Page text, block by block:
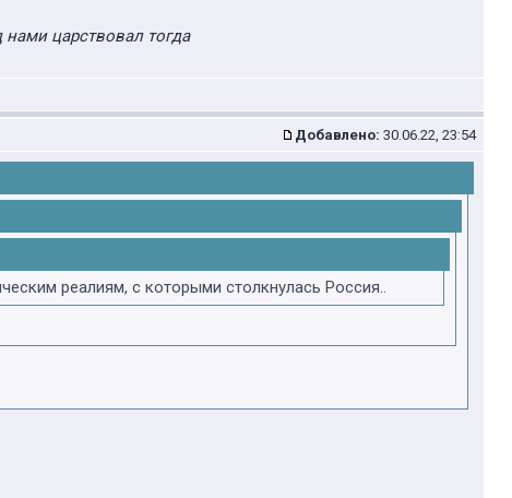
царствовал тогда
Добавлено: 30.06.22, 23:54
реалиям, с которыми столкнулась Россия..